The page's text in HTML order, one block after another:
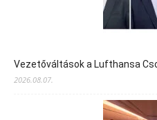
Vezetőváltások a Lufthansa
2026.08.07.